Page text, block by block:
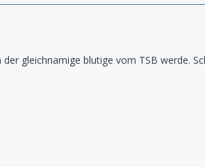
gleichnamige blutige vom TSB werde.